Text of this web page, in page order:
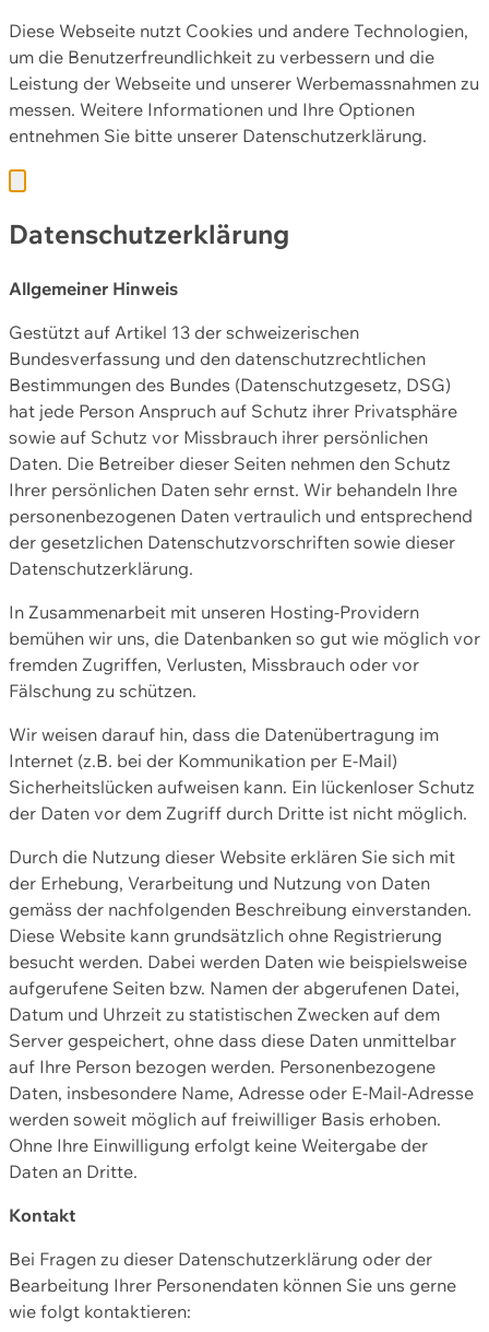
Diese Webseite nutzt Cookies und andere Technologien,
um die Benutzerfreundlichkeit zu verbessern und die
Leistung der Webseite und unserer Werbemassnahmen zu
messen. Weitere Informationen und Ihre Optionen
entnehmen Sie bitte unserer Datenschutzerklärung.
Datenschutzerklärung
Allgemeiner Hinweis
Gestützt auf Artikel 13 der schweizerischen
Bundesverfassung und den datenschutzrechtlichen
Bestimmungen des Bundes (Datenschutzgesetz, DSG)
hat jede Person Anspruch auf Schutz ihrer Privatsphäre
sowie auf Schutz vor Missbrauch ihrer persönlichen
Daten. Die Betreiber dieser Seiten nehmen den Schutz
Ihrer persönlichen Daten sehr ernst. Wir behandeln Ihre
personenbezogenen Daten vertraulich und entsprechend
der gesetzlichen Datenschutzvorschriften sowie dieser
Datenschutzerklärung.
In Zusammenarbeit mit unseren Hosting-Providern
bemühen wir uns, die Datenbanken so gut wie möglich vor
fremden Zugriffen, Verlusten, Missbrauch oder vor
Fälschung zu schützen.
Wir weisen darauf hin, dass die Datenübertragung im
Internet (z.B. bei der Kommunikation per E-Mail)
Sicherheitslücken aufweisen kann. Ein lückenloser Schutz
der Daten vor dem Zugriff durch Dritte ist nicht möglich.
Durch die Nutzung dieser Website erklären Sie sich mit
der Erhebung, Verarbeitung und Nutzung von Daten
gemäss der nachfolgenden Beschreibung einverstanden.
Diese Website kann grundsätzlich ohne Registrierung
besucht werden. Dabei werden Daten wie beispielsweise
aufgerufene Seiten bzw. Namen der abgerufenen Datei,
Datum und Uhrzeit zu statistischen Zwecken auf dem
Server gespeichert, ohne dass diese Daten unmittelbar
auf Ihre Person bezogen werden. Personenbezogene
Daten, insbesondere Name, Adresse oder E-Mail-Adresse
werden soweit möglich auf freiwilliger Basis erhoben.
Ohne Ihre Einwilligung erfolgt keine Weitergabe der
Daten an Dritte.
Kontakt
Bei Fragen zu dieser Datenschutzerklärung oder der
Bearbeitung Ihrer Personendaten können Sie uns gerne
wie folgt kontaktieren: